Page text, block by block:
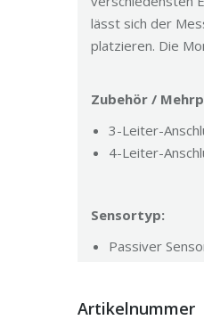
lässt sich der
platzieren. Die
Zubehör /
3-Leiter-
4-Leiter-
Sensortyp:
Passiver
Artikelnummer